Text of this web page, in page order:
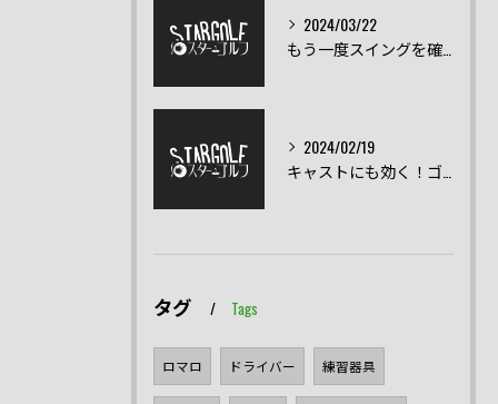
2024/03/22
2024/02/19
タグ Tags
ロマロ ドライバー 練習器具